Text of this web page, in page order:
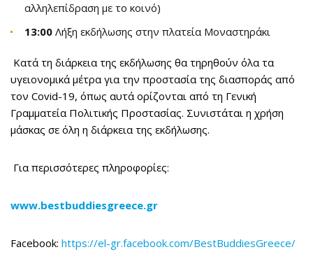
αλληλεπίδραση με το κοινό)
13:00 Λήξη εκδήλωσης στην πλατεία Μοναστηράκι
Κατά τη διάρκεια της εκδήλωσης θα τηρηθούν όλα τα
υγειονομικά μέτρα για την προστασία της διασποράς από
τον Covid-19, όπως αυτά ορίζονται από τη Γενική
Γραμματεία Πολιτικής Προστασίας. Συνιστάται η χρήση
μάσκας σε όλη η διάρκεια της εκδήλωσης.
Για περισσότερες πληροφορίες:
www.bestbuddiesgreece.gr
Facebook: https://el-gr.facebook.com/BestBuddiesGreece/